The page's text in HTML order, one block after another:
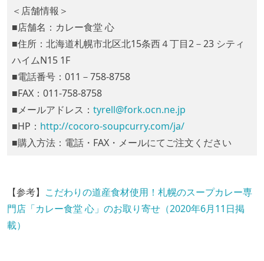
＜店舗情報＞
■店舗名：カレー食堂 心
■住所：北海道札幌市北区北15条西４丁目2－23 シティ
ハイムN15 1F
■電話番号：011－758-8758
■FAX：011-758-8758
■メールアドレス： tyrell@fork.ocn.ne.jp
■HP： http://cocoro-soupcurry.com/ja/
■購入方法：電話・FAX・メールにてご注文ください
【参考】 こだわりの道産食材使用！札幌のスープカレー専
門店「カレー食堂 心」のお取り寄せ（2020年6月11日掲
載）